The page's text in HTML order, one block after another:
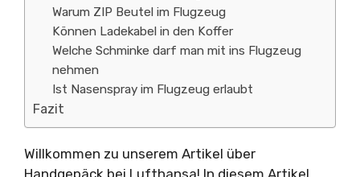
Warum ZIP Beutel im Flugzeug
Können Ladekabel in den Koffer
Welche Schminke darf man mit ins Flugzeug
nehmen
Ist Nasenspray im Flugzeug erlaubt
Fazit
Willkommen zu unserem Artikel über
Handgepäck bei Lufthansa! In diesem Artikel